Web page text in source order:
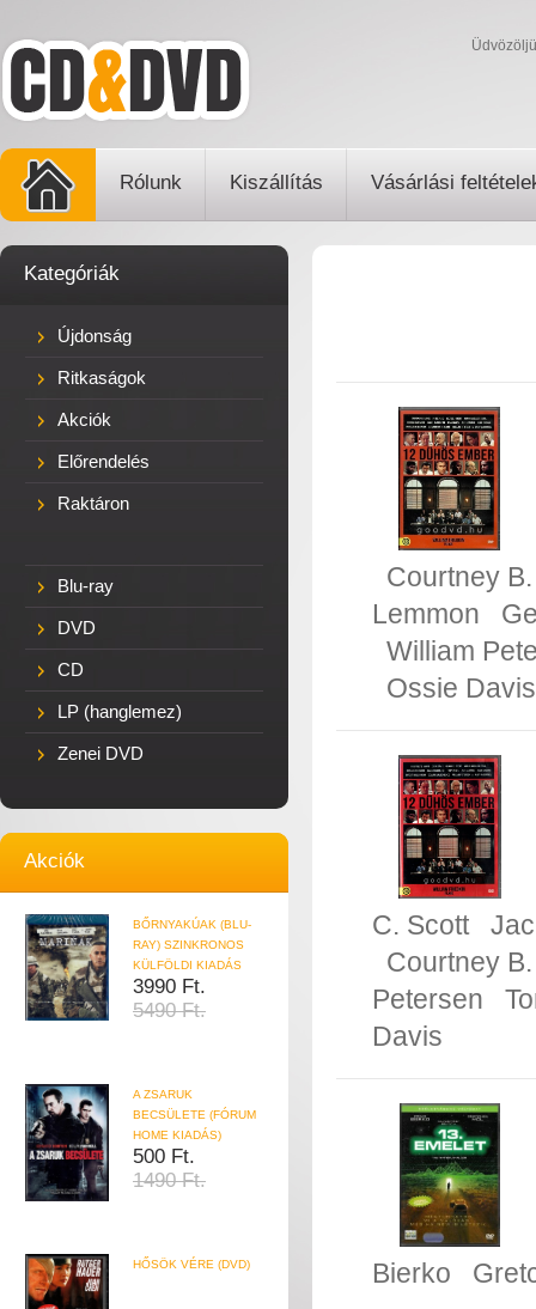
Rólunk Kiszállítás Vásárlási
Kategóriák
Újdonság
Ritkaságok
Akciók
Előrendelés
Raktáron
Blu-ray
DVD
CD
LP (hanglemez)
Zenei DVD
Akciók
BŐRNYAKÚAK (BLU-
RAY) SZINKRONOS
KÜLFÖLDI KIADÁS
3990 Ft.
5490 Ft.
A ZSARUK
BECSÜLETE (FÓRUM
HOME KIADÁS)
500 Ft.
1490 Ft.
HŐSÖK VÉRE (DVD)
Courtney
Lemmon
William
Ossie Davis
C. Scott
Courtney
Petersen
Davis
Bierko